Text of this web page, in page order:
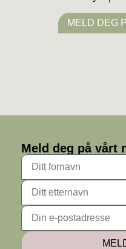
MELD DEG
Meld deg på vårt